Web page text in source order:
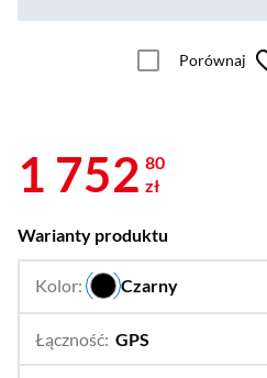
Porównaj
1 752 80
zł
Warianty produktu
Kolor: Czarny
Łączność: GPS